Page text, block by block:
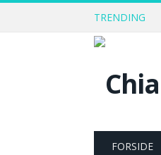
TRENDING
FORSIDE